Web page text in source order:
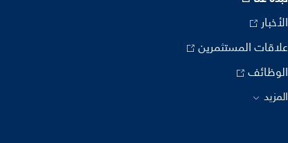
الأخبار
علاقات المستثمرين
الوظائف
المزيد